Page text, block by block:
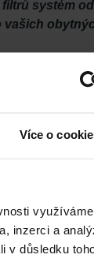
Více o
inzerci a
v důsledku
systém
vašich
větrací
a
si